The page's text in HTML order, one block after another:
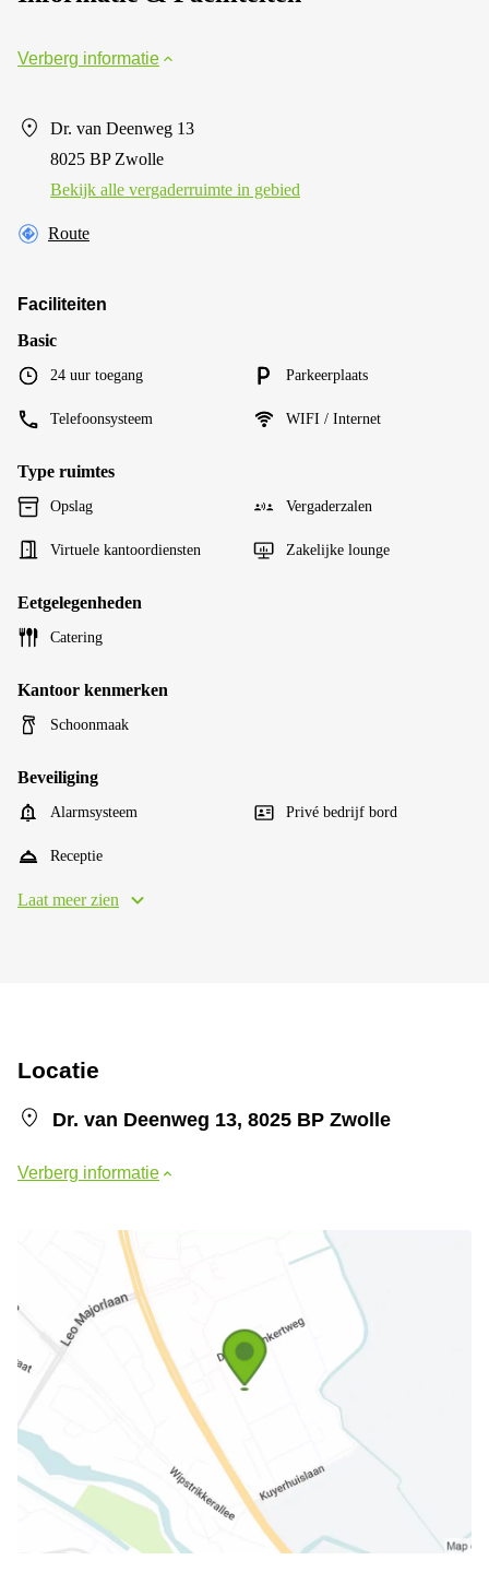
Verberg informatie
Dr. van Deenweg 13
8025 BP Zwolle
Bekijk alle vergaderruimte in gebied
Route
Faciliteiten
Basic
24 uur toegang Parkeerplaats
Telefoonsysteem WIFI / Internet
Type ruimtes
Opslag Vergaderzalen
Virtuele kantoordiensten Zakelijke lounge
Eetgelegenheden
Catering
Kantoor kenmerken
Schoonmaak
Beveiliging
Alarmsysteem Privé bedrijf bord
Receptie
Laat meer zien
Locatie
Dr. van Deenweg 13, 8025 BP Zwolle
Verberg informatie